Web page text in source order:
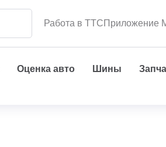
Работа в ТТСПриложение
Оценка авто Шины